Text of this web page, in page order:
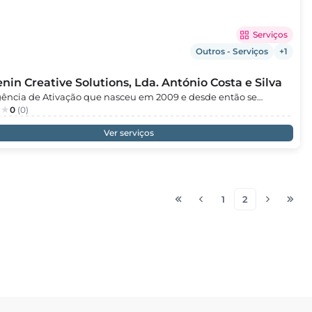
Serviços
Outros - Serviços
+1
Creative Solutions, Lda. António Costa e Silva
de Ativação que nasceu em 2009 e desde então se
atenta às tendências e exigências do mercado. Queremos ser
eficaz. We Make It Happen.
0 (0)
Ver serviços
1 2